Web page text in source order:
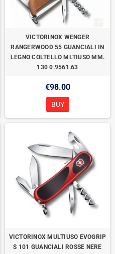
VICTORINOX WENGER
RANGERWOOD 55 GUANCIALI IN
LEGNO COLTELLO MLTIUSO MM.
130 0.9561.63
€98.00
BUY
VICTORINOX MULTIUSO EVOGRIP
S 101 GUANCIALI ROSSE NERE